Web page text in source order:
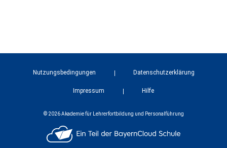
Nutzungsbedingungen Datenschutzerklärung
Impressum Hilfe
© 2026 Akademie für Lehrerfortbildung und Personalführung